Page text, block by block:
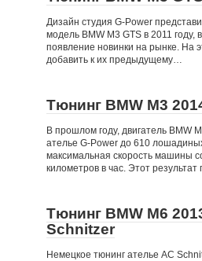
Дизайн студия G-Power
модель BMW M3 GTS в 2011 году,
появление новинки на рынке. На
добавить к их предыдущему…
Тюнинг BMW M3
В прошлом году, двигатель BMW
ателье G-Power до 610
максимальная скорость машины
километров в час. Этот
Тюнинг BMW M6
Schnitzer
Немецкое тюнинг ателье AC